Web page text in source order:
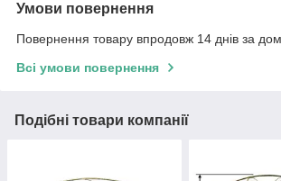
Умови повернення
Повернення товару впродовж 14 днів за
Всі умови повернення
Подібні товари компанії